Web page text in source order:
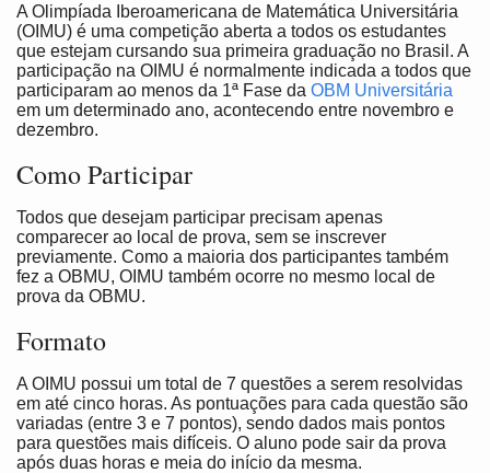
A Olimpíada Iberoamericana de Matemática Universitária
(OIMU) é uma competição aberta a todos os estudantes
que estejam cursando sua primeira graduação no Brasil. A
participação na OIMU é normalmente indicada a todos que
participaram ao menos da 1ª Fase da OBM Universitária
em um determinado ano, acontecendo entre novembro e
dezembro.
Como Participar
Todos que desejam participar precisam apenas
comparecer ao local de prova, sem se inscrever
previamente. Como a maioria dos participantes também
fez a OBMU, OIMU também ocorre no mesmo local de
prova da OBMU.
Formato
A OIMU possui um total de 7 questões a serem resolvidas
em até cinco horas. As pontuações para cada questão são
variadas (entre 3 e 7 pontos), sendo dados mais pontos
para questões mais difíceis. O aluno pode sair da prova
após duas horas e meia do início da mesma.